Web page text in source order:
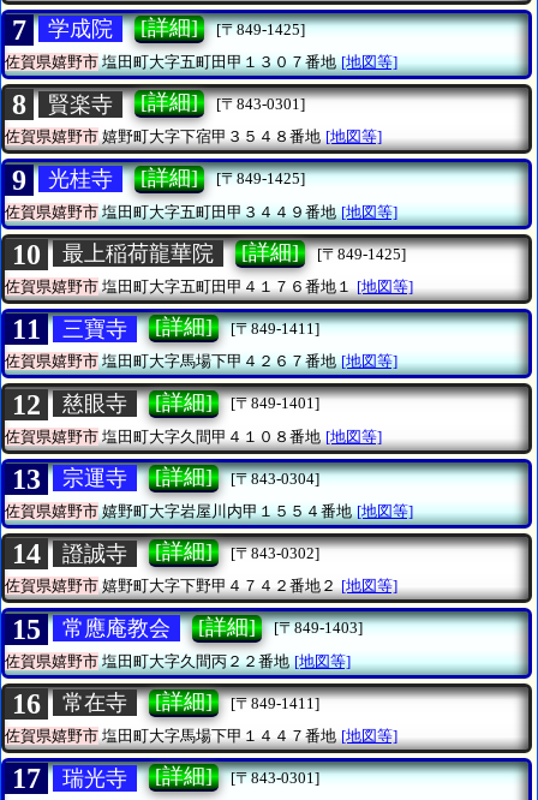
7 学成院 [詳細]
[〒849-1425]
佐賀県嬉野市塩田町大字五町田甲１３０７番地 [地図等]
8 賢楽寺 [詳細]
[〒843-0301]
佐賀県嬉野市嬉野町大字下宿甲３５４８番地 [地図等]
9 光桂寺 [詳細]
[〒849-1425]
佐賀県嬉野市塩田町大字五町田甲３４４９番地 [地図等]
10 最上稲荷龍華院 [詳細]
[〒849-1425]
佐賀県嬉野市 塩田町大字五町田甲４１７６番地１ [地図等]
11 三寶寺 [詳細]
[〒849-1411]
佐賀県嬉野市塩田町大字馬場下甲４２６７番地 [地図等]
12 慈眼寺 [詳細]
[〒849-1401]
佐賀県嬉野市 塩田町大字久間甲４１０８番地 [地図等]
13 宗運寺 [詳細]
[〒843-0304]
佐賀県嬉野市嬉野町大字岩屋川内甲１５５４番地 [地図等]
14 證誠寺 [詳細]
[〒843-0302]
佐賀県嬉野市嬉野町大字下野甲４７４２番地２ [地図等]
15 常應庵教会 [詳細]
[〒849-1403]
佐賀県嬉野市塩田町大字久間丙２２番地 [地図等]
16 常在寺 [詳細]
[〒849-1411]
佐賀県嬉野市 塩田町大字馬場下甲１４４７番地 [地図等]
17 瑞光寺 [詳細]
[〒843-0301]